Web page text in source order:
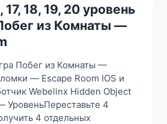
17, 18, 19, 20 уровень
из Комнаты —
Побег из Комнаты —
— Escape Room IOS и
Webelinx Hidden Object
УровеньПереставьте 4
4 отдельных